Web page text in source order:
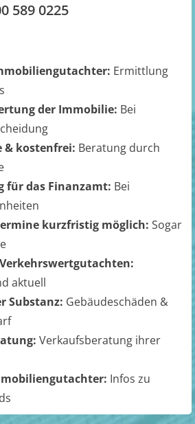
589 0225
Ermittlung
der Immobilie: Bei
& kostenfrei: Beratung durch
für das Finanzamt: Bei
kurzfristig möglich: Sogar
aktuell
Substanz: Gebäudeschäden &
Verkaufsberatung ihrer
Infos zu